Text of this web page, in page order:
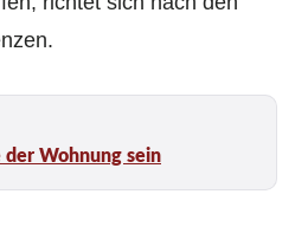
Wohnung sein